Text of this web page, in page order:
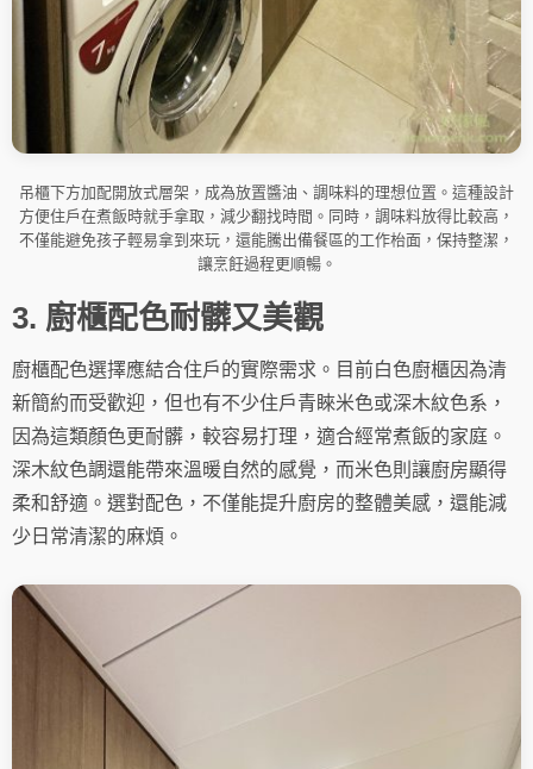
吊櫃下方加配開放式層架，成為放置醬油、調味料的理想位置。這種設計
方便住戶在煮飯時就手拿取，減少翻找時間。同時，調味料放得比較高，
不僅能避免孩子輕易拿到來玩，還能騰出備餐區的工作枱面，保持整潔，
讓烹飪過程更順暢。
3. 廚櫃配色耐髒又美觀
廚櫃配色選擇應結合住戶的實際需求。目前白色廚櫃因為清
新簡約而受歡迎，但也有不少住戶青睞米色或深木紋色系，
因為這類顏色更耐髒，較容易打理，適合經常煮飯的家庭。
深木紋色調還能帶來溫暖自然的感覺，而米色則讓廚房顯得
柔和舒適。選對配色，不僅能提升廚房的整體美感，還能減
少日常清潔的麻煩。